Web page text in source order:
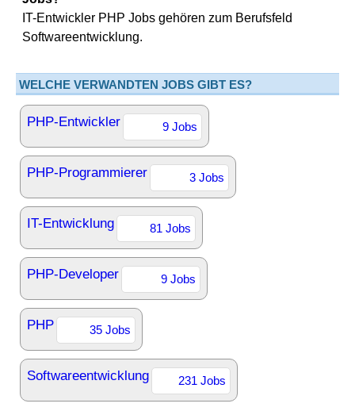
IT-Entwickler PHP Jobs gehören zum Berufsfeld
Softwareentwicklung.
WELCHE VERWANDTEN JOBS GIBT ES?
PHP-Entwickler 9 Jobs
PHP-Programmierer 3 Jobs
IT-Entwicklung 81 Jobs
PHP-Developer 9 Jobs
PHP 35 Jobs
Softwareentwicklung 231 Jobs